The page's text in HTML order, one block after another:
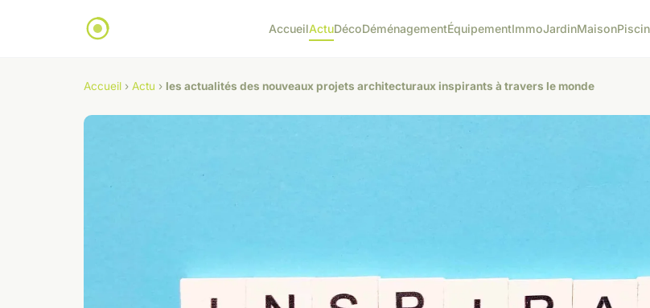
AccueilActuDécoDéménagementÉquipementImmoJardinMaison
Accueil › Actu › les actualités des nouveaux projets architecturaux inspirants à travers le monde